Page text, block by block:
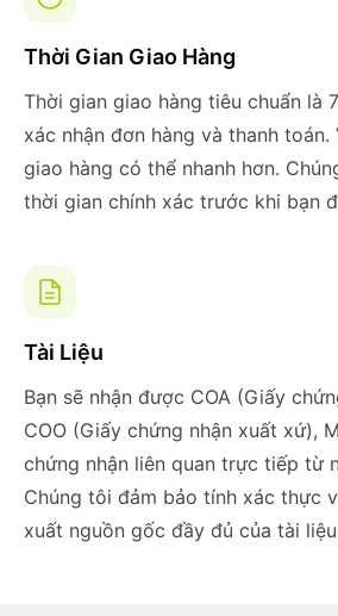
Thời Gian Giao Hàng
Thời gian giao hàng tiêu chuẩn là
xác nhận đơn hàng và thanh toán.
giao hàng có thể nhanh hơn.
thời gian chính xác trước khi bạn
Tài Liệu
Bạn sẽ nhận được COA (Giấy
COO (Giấy chứng nhận xuất xứ),
chứng nhận liên quan trực tiếp từ
Chúng tôi đảm bảo tính xác thực
xuất nguồn gốc đầy đủ của tài